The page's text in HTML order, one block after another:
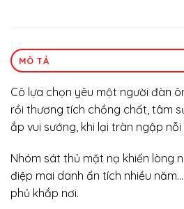
MÔ TẢ
Cô lựa chọn yêu một người đàn
rồi thương tích chồng chất, tâm
ắp vui sướng, khi lại tràn ngập nỗi
Nhóm sát thủ mặt nạ khiến lòng
điệp mai danh ẩn tích nhiều
phủ khắp nơi.